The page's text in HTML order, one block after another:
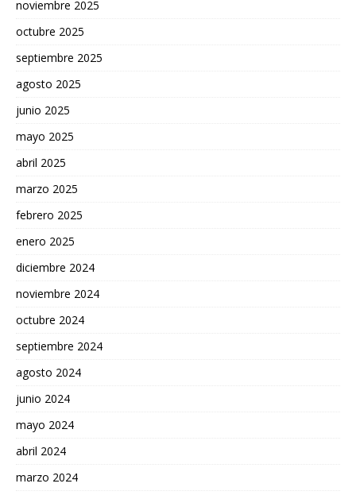
noviembre 2025
octubre 2025
septiembre 2025
agosto 2025
junio 2025
mayo 2025
abril 2025
marzo 2025
febrero 2025
enero 2025
diciembre 2024
noviembre 2024
octubre 2024
septiembre 2024
agosto 2024
junio 2024
mayo 2024
abril 2024
marzo 2024